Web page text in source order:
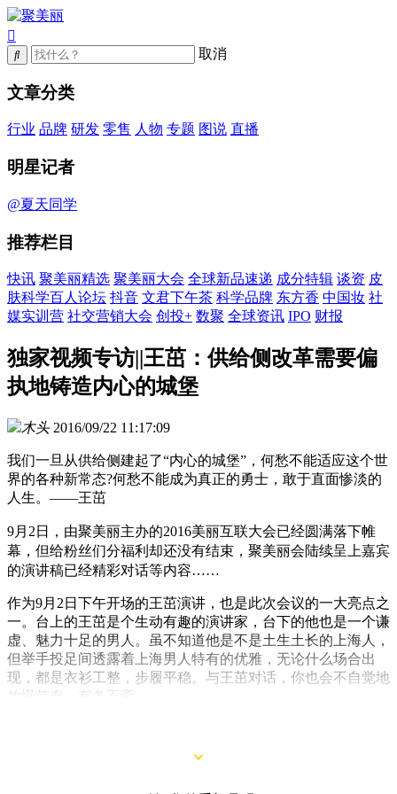
取消
文章分类
行业 品牌 研发 零售 人物 专题 图说 直播
明星记者
@夏天同学
推荐栏目
快讯 聚美丽精选 聚美丽大会 全球新品速递 成分特辑 谈资 皮
肤科学百人论坛 抖音 文君下午茶 科学品牌 东方香 中国妆 社
媒实训营 社交营销大会 创投+ 数聚 全球资讯 IPO 财报
独家视频专访||王茁：供给侧改革需要偏
执地铸造内心的城堡
木头 2016/09/22 11:17:09
我们一旦从供给侧建起了“内心的城堡”，何愁不能适应这个世
界的各种新常态?何愁不能成为真正的勇士，敢于直面惨淡的
人生。——王茁
9月2日，由聚美丽主办的2016美丽互联大会已经圆满落下帷
幕，但给粉丝们分福利却还没有结束，聚美丽会陆续呈上嘉宾
的演讲稿已经精彩对话等内容……
作为9月2日下午开场的王茁演讲，也是此次会议的一大亮点之
一。台上的王茁是个生动有趣的演讲家，台下的他也是一个谦
虚、魅力十足的男人。虽不知道他是不是土生土长的上海人，
但举手投足间透露着上海男人特有的优雅，无论什么场合出
现，都是衣衫工整，步履平稳。与王茁对话，你也会不自觉地
放慢节奏，有条不紊。